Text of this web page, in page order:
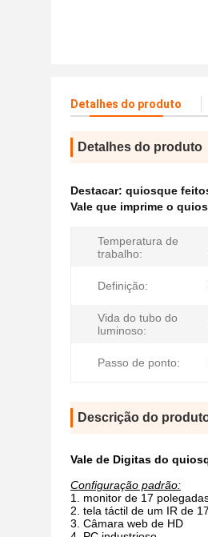
Detalhes do produto
Detalhes do produto
Destacar: quiosque
Vale que imprime o
Temperatura de
trabalho:
Definição:
Vida do tubo do
luminoso:
Passo de ponto:
Descrição do
Vale de Digitas do
Configuração padrão:
monitor de 17
tela táctil de um IR de
Câmara web de HD